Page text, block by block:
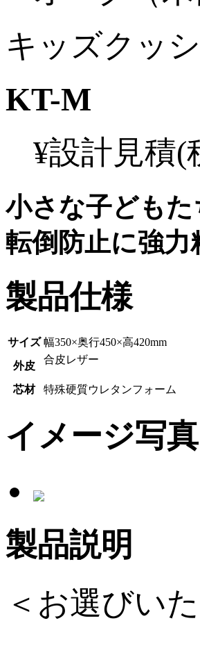
キッズクッ
KT-M
¥設計見積(
小さな子ども
転倒防止に強
製品仕様
サイズ 幅350×奥行450×高420mm
外皮
合皮レザー
芯材 特殊硬質ウレタンフォーム
イメージ写真
製品説明
＜お選びい